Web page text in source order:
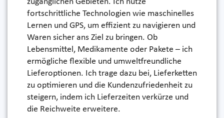
fortschrittliche Technologien wie maschinelles
Lernen und GPS, um effizient zu navigieren und
Waren sicher ans Ziel zu bringen. Ob
Lebensmittel, Medikamente oder Pakete – ich
ermögliche flexible und umweltfreundliche
Lieferoptionen. Ich trage dazu bei, Lieferketten
zu optimieren und die Kundenzufriedenheit zu
steigern, indem ich Lieferzeiten verkürze und
die Reichweite erweitere.